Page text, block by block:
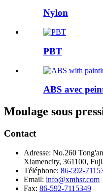
Nylon
PBT
ABS avec
Moulage sous
Contact
Adresse: No.260
Xiamencity, 361100,
Téléphone: 86-592-
Email: info@xmhsr.com
Fax: 86-592-7115349